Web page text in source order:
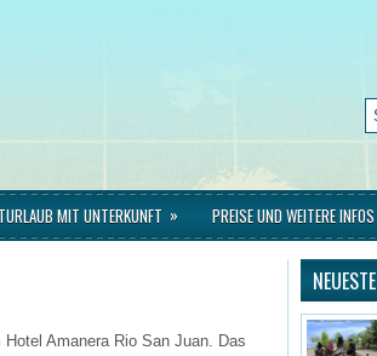
MIT UNTERKUNFT » PREISE UND WEITERE INFOS
Amanera Rio San Juan. Das